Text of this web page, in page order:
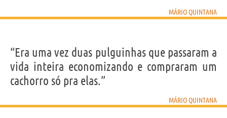
MÁRIO QUINTANA
“Era uma vez duas pulguinhas que passaram a
vida inteira economizando e compraram um
cachorro só pra elas.”
MÁRIO QUINTANA